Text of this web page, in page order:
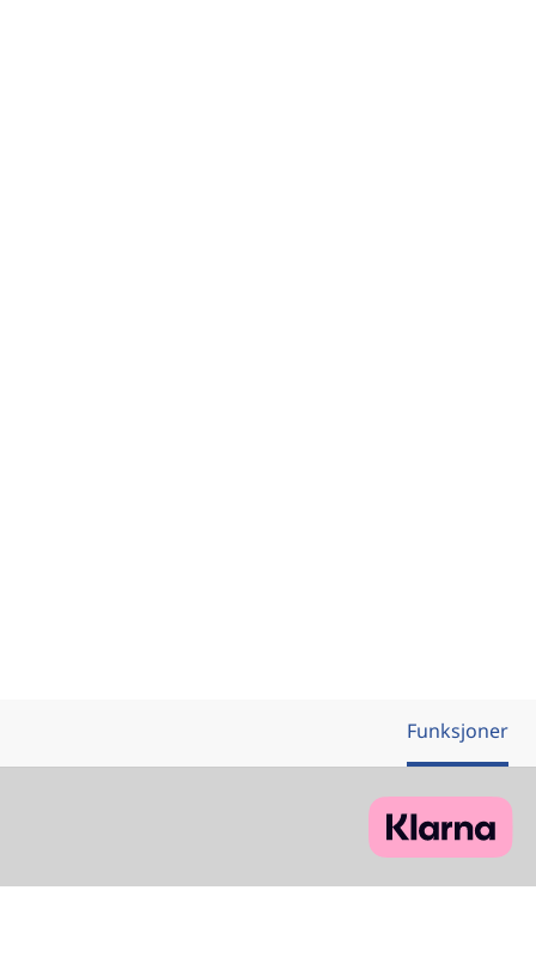
Funksjoner